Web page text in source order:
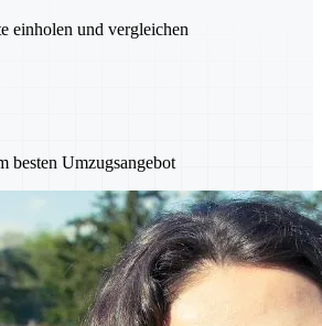
einholen und vergleichen
besten Umzugsangebot